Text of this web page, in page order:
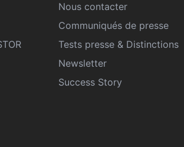
Nous contacter
Communiqués de presse
Tests presse & Distinctions
Newsletter
Success Story